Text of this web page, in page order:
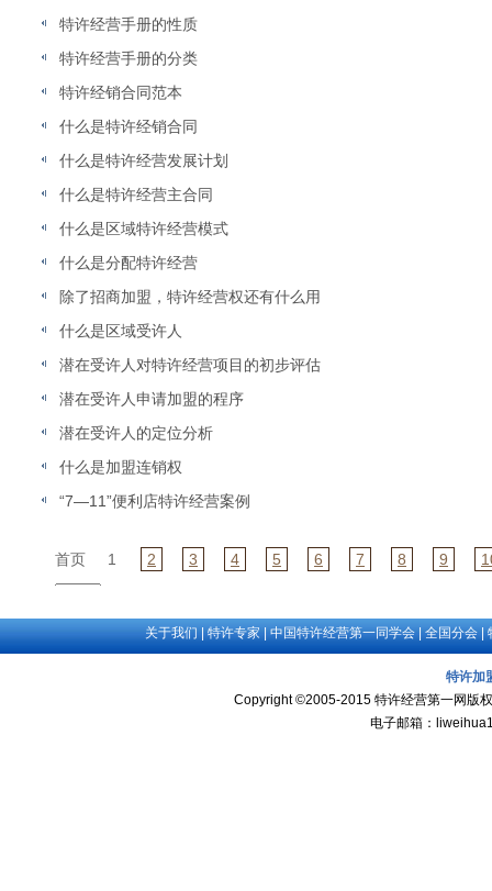
特许经营手册的性质
特许经营手册的分类
特许经销合同范本
什么是特许经销合同
什么是特许经营发展计划
什么是特许经营主合同
什么是区域特许经营模式
什么是分配特许经营
除了招商加盟，特许经营权还有什么用
什么是区域受许人
潜在受许人对特许经营项目的初步评估
潜在受许人申请加盟的程序
潜在受许人的定位分析
什么是加盟连销权
“7—11”便利店特许经营案例
首页 1 2 3 4 5 6 7 8 9
关于我们 特许专家 中国特许经营第一同学会| 全国分会|
特许加
Copyright ©2005-2015 特许经营第一网版
电子邮箱：